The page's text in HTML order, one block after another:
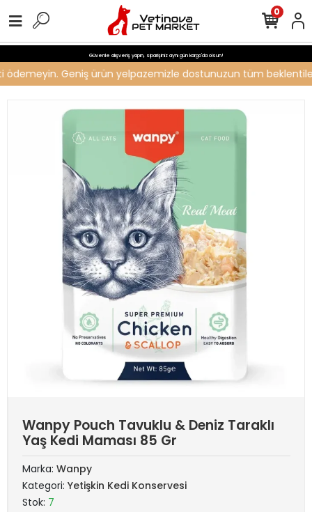
Güvenle alışveriş yapın, siparişiniz aynı gün kargo'da olsun!
Geniş ürün yelpazemizle dostunuzun tüm
0
Wanpy Pouch Tavuklu & Deniz Taraklı
Yaş Kedi Maması 85 Gr
Marka: Wanpy
Kategori: Yetişkin Kedi Konservesi
Stok: 7